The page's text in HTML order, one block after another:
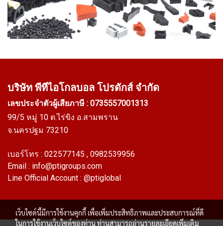
บริษัท พีทีไอโกลบอล โปรดักส์ จำกัด
เลขประจำตัวผู้เสียภาษี : 0735557001313
99/5 หมู่ 10 ต.ไร่ขิง อ.สามพราน
จ.นครปฐม 73210
เบอร์โทร : 022577145 , 0982539956
Email : info@ptigroups.com
Line Official Account : @ptiglobal
เว็บไซต์นี้มีการใช้งานคุกกี้ เพื่อเพิ่มประสิทธิภาพและประสบการณ์ที่ดี
ในการใช้งานเว็บไซต์ของท่าน ท่านสามารถอ่านรายละเอียดเพิ่มเติม